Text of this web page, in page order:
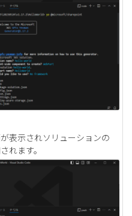
表示されソリューションの
れます。